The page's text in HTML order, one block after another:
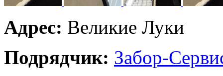
Адрес: Великие Луки
Подрядчик: Забор-